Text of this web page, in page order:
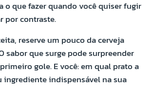
o que fazer quando você quiser fugir
por contraste.
reserve um pouco da cerveja
sabor que surge pode surpreender
gole. E você: em qual prato a
ingrediente indispensável na sua